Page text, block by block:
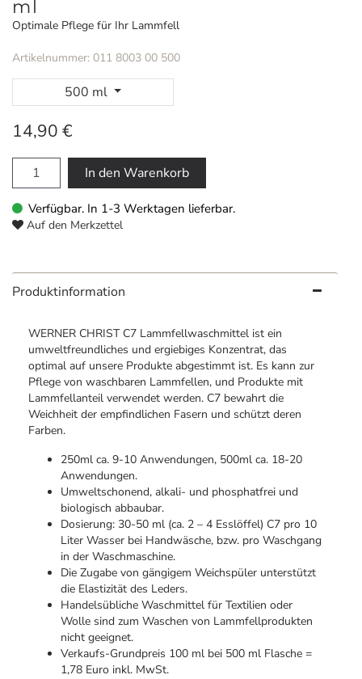
ml
Optimale Pflege für Ihr Lammfell
Artikelnummer: 011 8003 00 500
500 ml
14,90 €
In den Warenkorb
Verfügbar. In 1-3 Werktagen lieferbar.
Auf den Merkzettel
Produktinformation
WERNER CHRIST C7 Lammfellwaschmittel ist ein
umweltfreundliches und ergiebiges Konzentrat, das
optimal auf unsere Produkte abgestimmt ist. Es kann zur
Pflege von waschbaren Lammfellen, und Produkte mit
Lammfellanteil verwendet werden. C7 bewahrt die
Weichheit der empfindlichen Fasern und schützt deren
Farben.
250ml ca. 9-10 Anwendungen, 500ml ca. 18-20
Anwendungen.
Umweltschonend, alkali- und phosphatfrei und
biologisch abbaubar.
Dosierung: 30-50 ml (ca. 2 – 4 Esslöffel) C7 pro 10
Liter Wasser bei Handwäsche, bzw. pro Waschgang
in der Waschmaschine.
Die Zugabe von gängigem Weichspüler unterstützt
die Elastizität des Leders.
Handelsübliche Waschmittel für Textilien oder
Wolle sind zum Waschen von Lammfellprodukten
nicht geeignet.
Verkaufs-Grundpreis 100 ml bei 500 ml Flasche =
1,78 Euro inkl. MwSt.